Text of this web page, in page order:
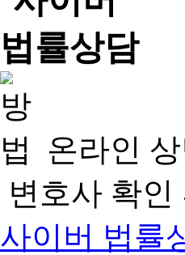
온라인
변호사 확인
사이버 법률